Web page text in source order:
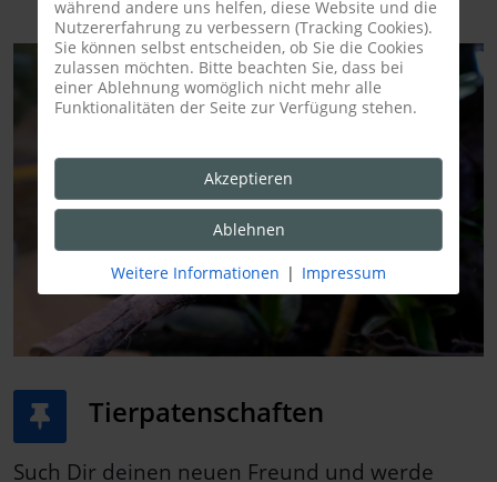
Tierpatenschaften
Such Dir deinen neuen Freund und werde
während andere uns helfen, diese Website und die
Nutzererfahrung zu verbessern (Tracking Cookies).
Sie können selbst entscheiden, ob Sie die Cookies
zulassen möchten. Bitte beachten Sie, dass bei
einer Ablehnung womöglich nicht mehr alle
Funktionalitäten der Seite zur Verfügung stehen.
Akzeptieren
Ablehnen
Weitere Informationen | Impressum